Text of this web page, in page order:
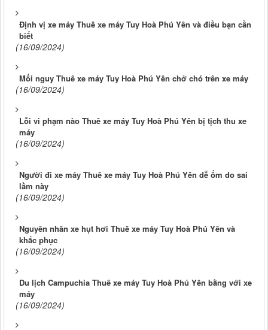
Định vị xe máy Thuê xe máy Tuy Hoà Phú Yên và điều bạn cần
biết
(16/09/2024)
Mối nguy Thuê xe máy Tuy Hoà Phú Yên chở chó trên xe máy
(16/09/2024)
Lỗi vi phạm nào Thuê xe máy Tuy Hoà Phú Yên bị tịch thu xe
máy
(16/09/2024)
Người đi xe máy Thuê xe máy Tuy Hoà Phú Yên dễ ốm do sai
lầm này
(16/09/2024)
Nguyên nhân xe hụt hơi Thuê xe máy Tuy Hoà Phú Yên và
khắc phục
(16/09/2024)
Du lịch Campuchia Thuê xe máy Tuy Hoà Phú Yên bằng với xe
máy
(16/09/2024)